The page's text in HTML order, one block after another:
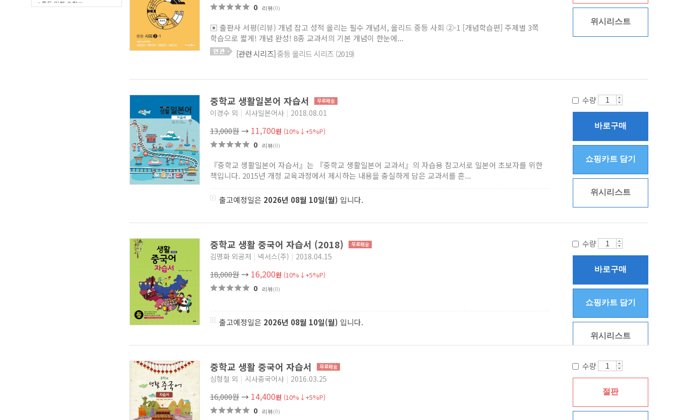
중등 만렙 수학(0) 0 리뷰(0)
▣ 출판사 서평(리뷰) 개념 잡고 성적 올리는 필수 개념서, 올리드 중등 사회 ②-1 [개념학습편] 주제별 3쪽
학습으로 짧게! 개념 완성! 8종 교과서의 기본 개념이 한눈에...
[관련 시리즈]중등 올리드 시리즈 (2019)
위시리스트
중학교 생활일본어 자습서
이경수 외 | 시사일본어사 | 2018.08.01
13,000원→ 11,700원 (10%↓+5%P)
0 리뷰(0)
『중학교 생활일본어 자습서』는 『중학교 생활일본어 교과서』의 자습용 참고서로 일본어 초보자를 위한
책입니다. 2015년 개정 교육과정에서 제시하는 내용을 충실하게 담은 교과서를 혼...
출고예정일은 2026년 08월 10일(월) 입니다.
수량
바로구매
쇼핑카트 담기
위시리스트
중학교 생활 중국어 자습서 (2018)
김명화 외공저 | 넥서스(주) | 2018.04.15
18,000원→ 16,200원 (10%↓+5%P)
0 리뷰(0)
출고예정일은 2026년 08월 10일(월) 입니다.
수량
바로구매
쇼핑카트 담기
위시리스트
중학교 생활 중국어 자습서
심형철 외 | 시사중국어사 | 2016.03.25
16,000원→ 14,400원 (10%↓+5%P)
0 리뷰(0)
수량
절판